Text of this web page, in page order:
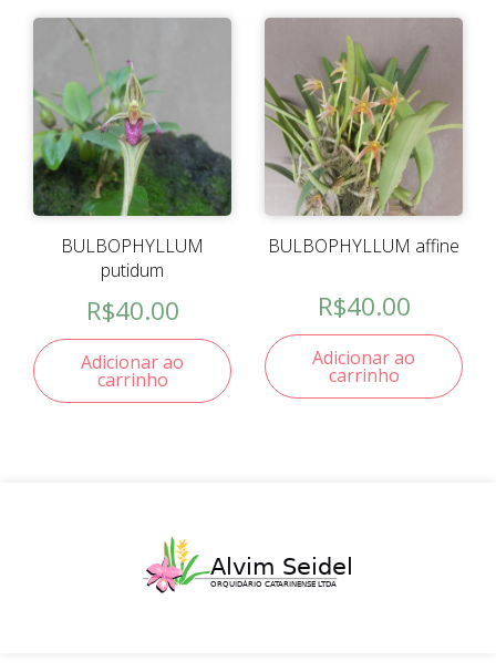
BULBOPHYLLUM
putidum
R$40.00
Adicionar ao
carrinho
BULBOPHYLLUM affine
R$40.00
Adicionar ao
carrinho